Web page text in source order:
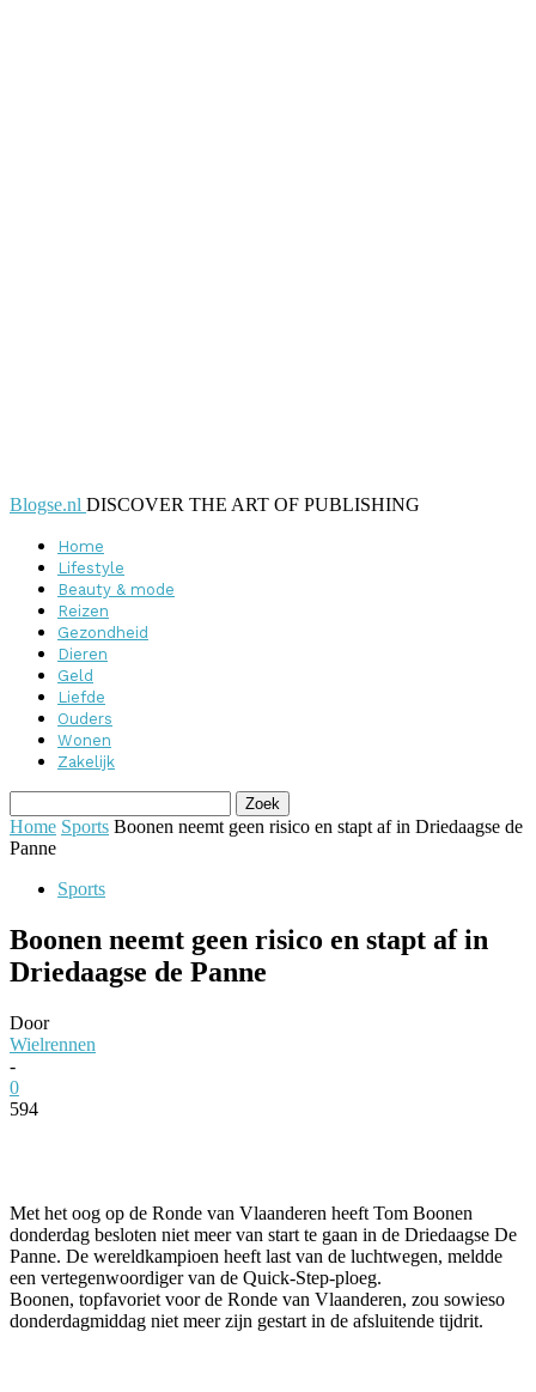
Blogse.nl DISCOVER THE ART OF PUBLISHING
Home
Lifestyle
Beauty & mode
Reizen
Gezondheid
Dieren
Geld
Liefde
Ouders
Wonen
Zakelijk
Home Sports Boonen neemt geen risico en stapt af in Driedaagse de
Panne
Sports
Boonen neemt geen risico en stapt af in
Driedaagse de Panne
Door
Wielrennen
-
0
594
Met het oog op de Ronde van Vlaanderen heeft Tom Boonen
donderdag besloten niet meer van start te gaan in de Driedaagse De
Panne. De wereldkampioen heeft last van de luchtwegen, meldde
een vertegenwoordiger van de Quick-Step-ploeg.
Boonen, topfavoriet voor de Ronde van Vlaanderen, zou sowieso
donderdagmiddag niet meer zijn gestart in de afsluitende tijdrit.